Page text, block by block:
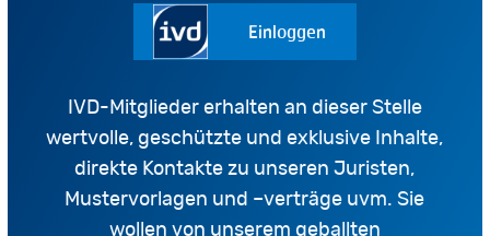
Einloggen
IVD-Mitglieder erhalten an dieser Stelle
wertvolle, geschützte und exklusive Inhalte,
direkte Kontakte zu unseren Juristen,
Mustervorlagen und –verträge uvm. Sie
wollen von unserem geballten